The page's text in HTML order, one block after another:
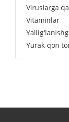
Viruslarga
Vitaminlar
Yurak-qon